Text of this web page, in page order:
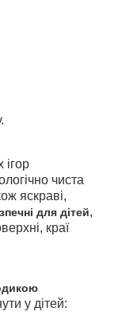
чиста
яскраві,
для дітей,
краї
у дітей: